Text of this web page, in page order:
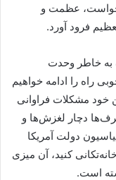
خواست، عظمت و
فرود آورد.
به خاطر وحدت
راه را ادامه خواهیم
خود مشکلات فراوانی
دچار لغزش‌ها و
دولت آمریکا
کنید، آن میزی
است.